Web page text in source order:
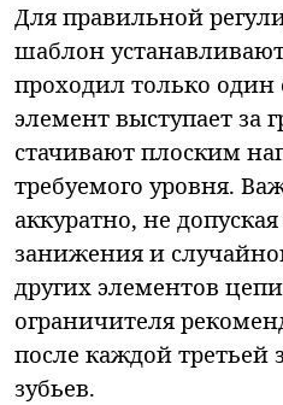
Для правильной
шаблон
проходил только один
элемент выступает за
стачивают плоским
требуемого уровня.
аккуратно, не
занижения и
других элементов
ограничителя
после каждой
зубьев.